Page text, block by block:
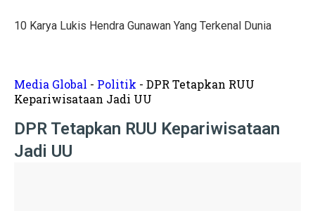
Tanda-Tanda Kanker Payudara yang Sering Diabaikan
Tren Rumah Scandinavian: Ciri Khas dan Aturan Desain
Anti Ribet, Gaya Hias Dinding Modern dari Stik Es
Idaman! 10 Desain Wajib untuk Rumah Sempit
10 Karya Lukis Hendra Gunawan Yang Terkenal Dunia
Media Global - Politik - DPR Tetapkan RUU
Kepariwisataan Jadi UU
DPR Tetapkan RUU Kepariwisataan
Jadi UU